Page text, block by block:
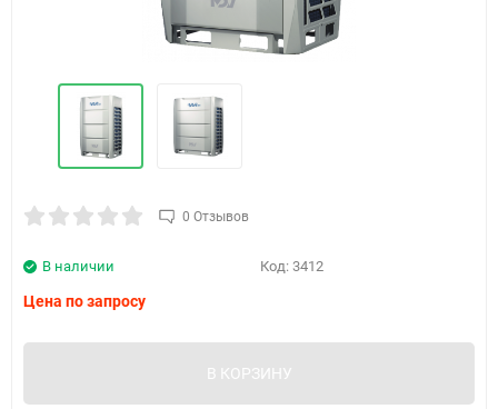
0 Отзывов
Код: 3412
В наличии
Цена по запросу
В КОРЗИНУ